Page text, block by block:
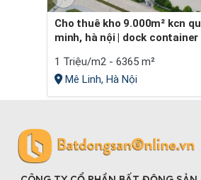
Cho thuê kho 9.000m² kcn quang
minh, hà nội | dock container
1 Triệu/m2 - 6365 m²
Mê Linh, Hà Nội